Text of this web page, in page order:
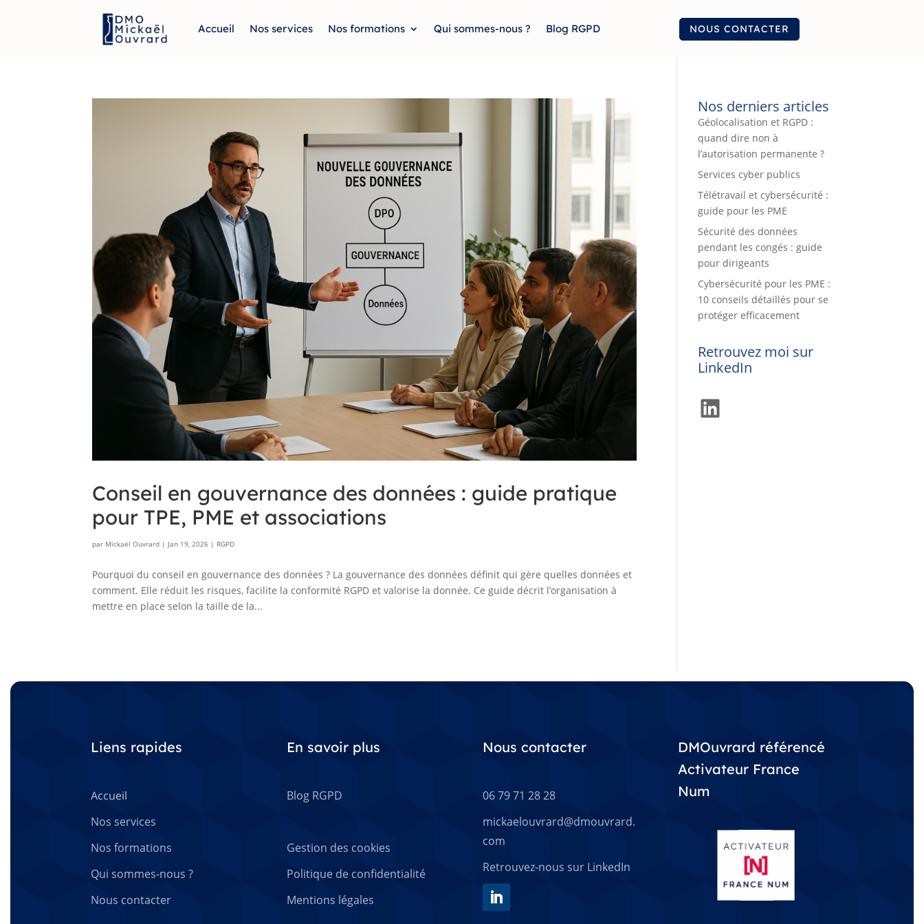
Accueil Nos services Nos formations Qui sommes-nous ? Blog RGPD NOUS CONTACTER
Conseil en gouvernance des données : guide pratique
pour TPE, PME et associations
par Mickaël Ouvrard | Jan 19, 2026 | RGPD
Pourquoi du conseil en gouvernance des données ? La gouvernance des données définit qui gère quelles données et
comment. Elle réduit les risques, facilite la conformité RGPD et valorise la donnée. Ce guide décrit l’organisation à
mettre en place selon la taille de la...
Nos derniers articles
Géolocalisation et RGPD :
quand dire non à
l’autorisation permanente ?
Services cyber publics
Télétravail et cybersécurité :
guide pour les PME
Sécurité des données
pendant les congés : guide
pour dirigeants
Cybersécurité pour les PME :
10 conseils détaillés pour se
protéger efficacement
Retrouvez moi sur
LinkedIn
LinkedIn
Liens rapides
Accueil
Nos services
Nos formations
Qui sommes-nous ?
Nous contacter
En savoir plus
Blog RGPD
–
Gestion des cookies
Politique de confidentialité
Mentions légales
Nous contacter
06 79 71 28 28
mickaelouvrard@dmouvrard.
com
Retrouvez-nous sur LinkedIn
DMOuvrard référencé
Activateur France
Num